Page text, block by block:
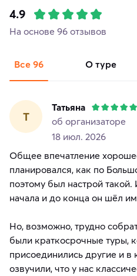
4.9
На основе 96 отзывов
Все 96 о туре
Т
Татьяна
об организаторе
18 июл. 2026
Общее впечатление
планировался, как по
поэтому был настрой такой.
начала и до конца он шёл
Но, возможно, трудно
были краткосрочные туры,
присоединились другие и в
озвучили, что у нас